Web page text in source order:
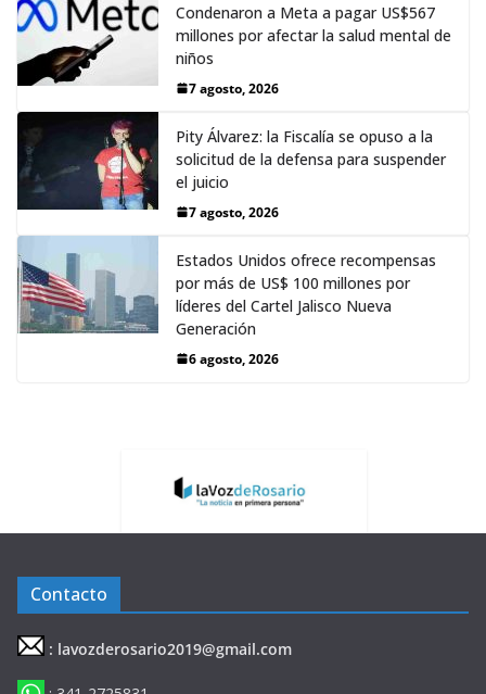
Condenaron a Meta a pagar US$567
millones por afectar la salud mental de
niños
7 agosto, 2026
Pity Álvarez: la Fiscalía se opuso a la
solicitud de la defensa para suspender
el juicio
7 agosto, 2026
Estados Unidos ofrece recompensas
por más de US$ 100 millones por
líderes del Cartel Jalisco Nueva
Generación
6 agosto, 2026
Contacto
: lavozderosario2019@gmail.com